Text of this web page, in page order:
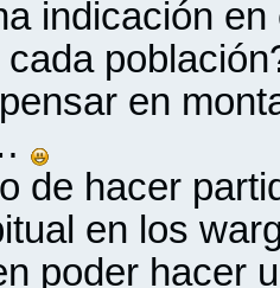
indicación
cada
en
de hacer
en los
poder hacer